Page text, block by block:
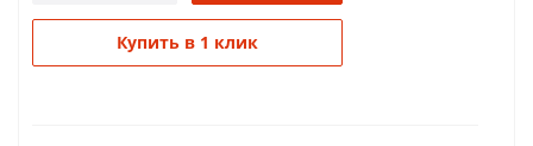
Купить в 1 клик